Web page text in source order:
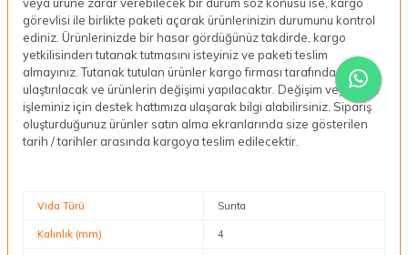
veya ürüne zarar verebilecek bir durum söz konusu ise, kargo
görevlisi ile birlikte paketi açarak ürünlerinizin durumunu kontrol
ediniz. Ürünlerinizde bir hasar gördüğünüz takdirde, kargo
yetkilisinden tutanak tutmasını isteyiniz ve paketi teslim
almayınız. Tutanak tutulan ürünler kargo firması tarafından bize
ulaştırılacak ve ürünlerin değişimi yapılacaktır. Değişim veya iade
işleminiz için destek hattımıza ulaşarak bilgi alabilirsiniz. Sipariş
oluşturduğunuz ürünler satın alma ekranlarında size gösterilen
tarih / tarihler arasında kargoya teslim edilecektir.
Vida Türü Sunta
Kalınlık (mm) 4